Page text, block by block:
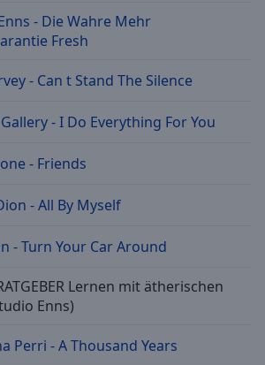
- Die Wahre Mehr
Fresh
- Can t Stand The Silence
- I Do Everything For You
- Friends
- All By Myself
- Turn Your Car Around
Lernen mit ätherischen
Enns)
Perri - A Thousand Years